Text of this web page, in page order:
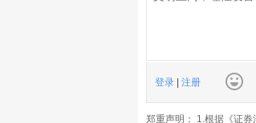
登录 | 注册
郑重声明： 1.根据《证